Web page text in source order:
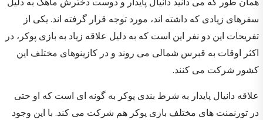
سفرهای زیادی که داشته اند، مورد توجه قرار گرفته اند. یکی از
تفریحات این دو نفر این است که به دلیل علاقه زیاد به بازی پوکر، در
اکثر اوقات به قبرس شمالی می روند و در کازینوهای مختلف این
کشور شرکت می کنند.
علاقه دانیال پایدار به شرط بندی پوکر به گونه ای است که او حتی
در تورنمنت های مختلف بازی پوکر هم شرکت می کند. با این وجود